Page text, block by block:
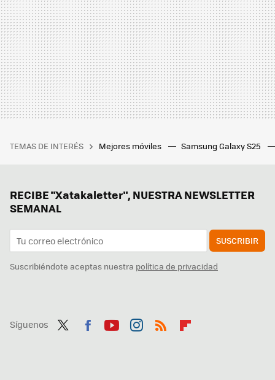
TEMAS DE INTERÉS Mejores móviles Samsung Galaxy S25
RECIBE "Xatakaletter", NUESTRA NEWSLETTER
SEMANAL
SUSCRIBIR
Suscribiéndote aceptas nuestra política de privacidad
Síguenos